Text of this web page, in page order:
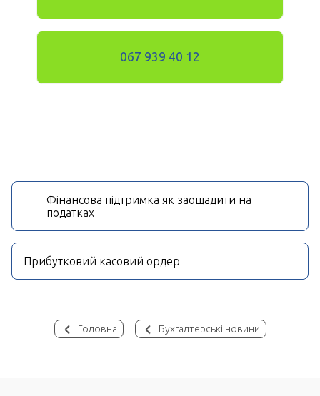
Головна Бухгалтерські новини
067 939 40 12
Фінансова підтримка як заощадити на
податках
Прибутковий касовий ордер